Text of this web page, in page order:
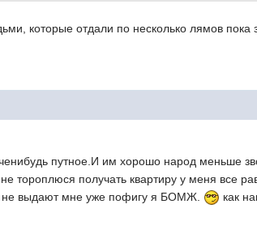
которые отдали по несколько лямов пока
путное.И им хорошо народ меньше
тороплюся получать квартиру у меня все
не выдают мне уже пофигу я БОМЖ.
как